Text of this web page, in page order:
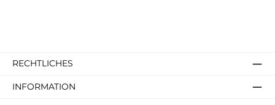
RECHTLICHES
INFORMATION